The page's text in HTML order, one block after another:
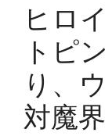
ヒロ
トピ
り、
対魔